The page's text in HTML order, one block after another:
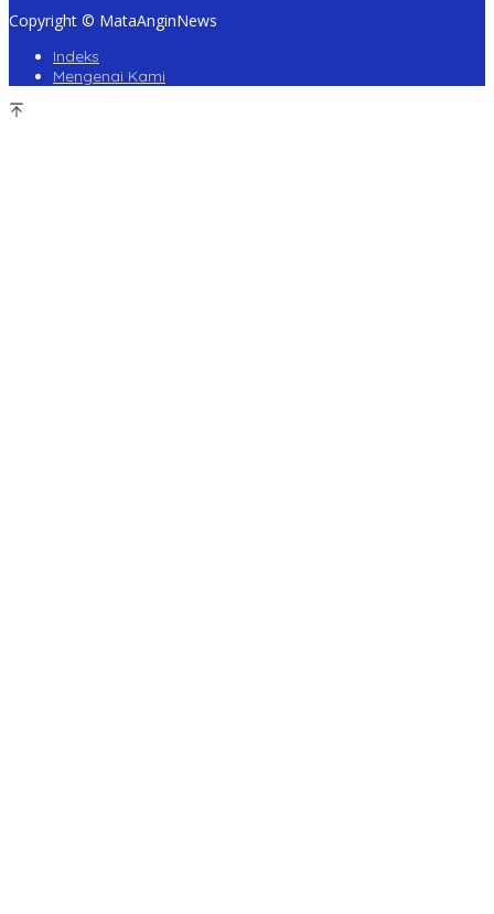
Copyright © MataAnginNews
Indeks
Mengenai Kami